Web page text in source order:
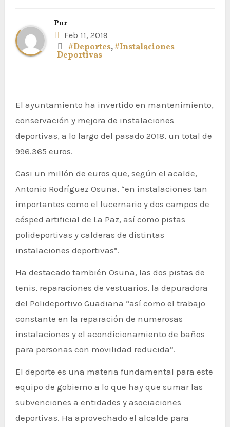
Por
Feb 11, 2019
#Deportes,#Instalaciones
Deportivas
El ayuntamiento ha invertido en mantenimiento,
conservación y mejora de instalaciones
deportivas, a lo largo del pasado 2018, un total de
996.365 euros.
Casi un millón de euros que, según el acalde,
Antonio Rodríguez Osuna, “en instalaciones tan
importantes como el lucernario y dos campos de
césped artificial de La Paz, así como pistas
polideportivas y calderas de distintas
instalaciones deportivas”.
Ha destacado también Osuna, las dos pistas de
tenis, reparaciones de vestuarios, la depuradora
del Polideportivo Guadiana “así como el trabajo
constante en la reparación de numerosas
instalaciones y el acondicionamiento de baños
para personas con movilidad reducida”.
El deporte es una materia fundamental para este
equipo de gobierno a lo que hay que sumar las
subvenciones a entidades y asociaciones
deportivas. Ha aprovechado el alcalde para